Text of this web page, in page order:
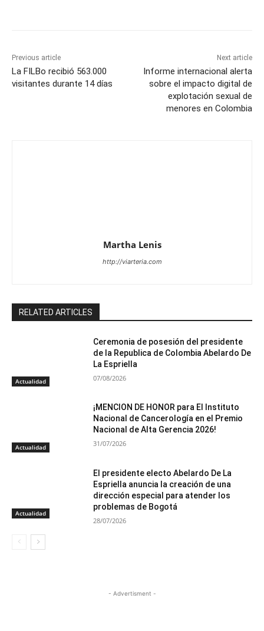
Previous article
La FILBo recibió 563.000
visitantes durante 14 días
Next article
Informe internacional alerta
sobre el impacto digital de
explotación sexual de
menores en Colombia
Martha Lenis
http://viarteria.com
RELATED ARTICLES
Actualidad
Ceremonia de posesión del presidente
de la Republica de Colombia Abelardo De
La Espriella
07/08/2026
Actualidad
¡MENCION DE HONOR para El Instituto
Nacional de Cancerología en el Premio
Nacional de Alta Gerencia 2026!
31/07/2026
Actualidad
El presidente electo Abelardo De La
Espriella anuncia la creación de una
dirección especial para atender los
problemas de Bogotá
28/07/2026
- Advertisment -